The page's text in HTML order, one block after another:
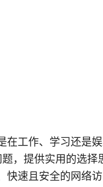
在工作、学习还是
，提供实用的选择
速且安全的网络访